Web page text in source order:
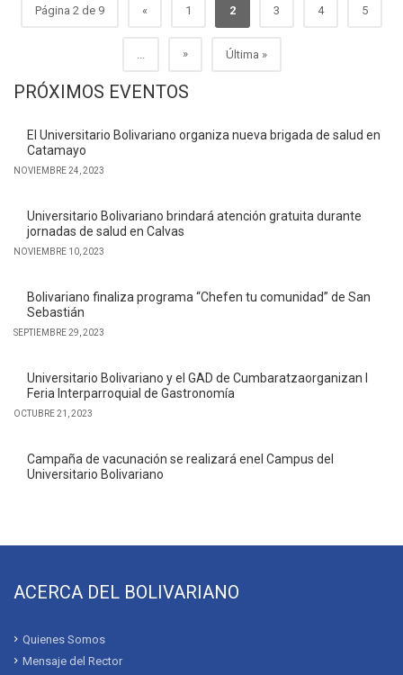
Página 2 de 9 « 1 2 3 4 5
... » Última »
PRÓXIMOS EVENTOS
El Universitario Bolivariano organiza nueva brigada de salud en
Catamayo
NOVIEMBRE 24, 2023
Universitario Bolivariano brindará atención gratuita durante
jornadas de salud en Calvas
NOVIEMBRE 10, 2023
Bolivariano finaliza programa “Chefen tu comunidad” de San
Sebastián
SEPTIEMBRE 29, 2023
Universitario Bolivariano y el GAD de Cumbaratzaorganizan I
Feria Interparroquial de Gastronomía
OCTUBRE 21, 2023
Campaña de vacunación se realizará enel Campus del
Universitario Bolivariano
ACERCA DEL BOLIVARIANO
Quienes Somos
Mensaje del Rector